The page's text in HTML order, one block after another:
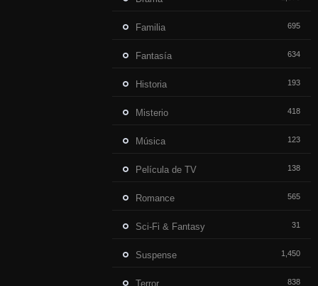
Familia 695
Fantasía 634
Historia 193
Misterio 418
Música 123
Película de TV 138
Romance 565
Sci-Fi & Fantasy 31
Suspense 1,450
Terror 838